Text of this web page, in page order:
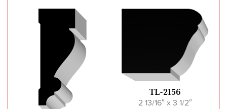
TL-2156
2 13/16″ x 3 1/2″